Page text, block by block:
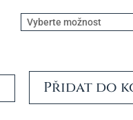
Přidat do